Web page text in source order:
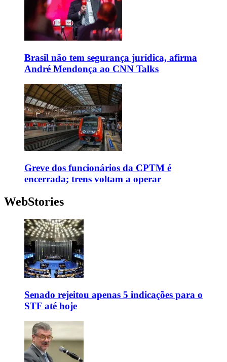
Brasil não tem segurança jurídica, afirma
André Mendonça ao CNN Talks
Greve dos funcionários da CPTM é
encerrada; trens voltam a operar
WebStories
Senado rejeitou apenas 5 indicações para o
STF até hoje